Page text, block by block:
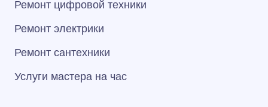
Ремонт цифровой техники
Ремонт электрики
Ремонт сантехники
Услуги мастера на час